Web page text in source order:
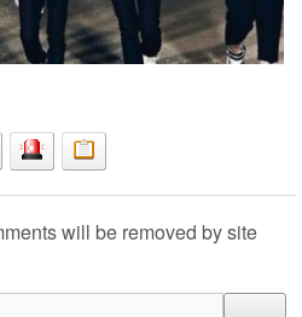
will be removed by site